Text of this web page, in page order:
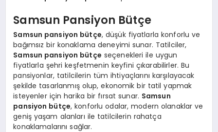
Samsun Pansiyon Bütçe
Samsun pansiyon bütçe, düşük fiyatlarla konforlu ve
bağımsız bir konaklama deneyimi sunar. Tatilciler,
Samsun pansiyon bütçe seçenekleri ile uygun
fiyatlarla şehri keşfetmenin keyfini çıkarabilirler. Bu
pansiyonlar, tatilcilerin tüm ihtiyaçlarını karşılayacak
şekilde tasarlanmış olup, ekonomik bir tatil yapmak
isteyenler için harika bir fırsat sunar. Samsun
pansiyon bütçe, konforlu odalar, modern olanaklar ve
geniş yaşam alanları ile tatilcilerin rahatça
konaklamalarını sağlar.